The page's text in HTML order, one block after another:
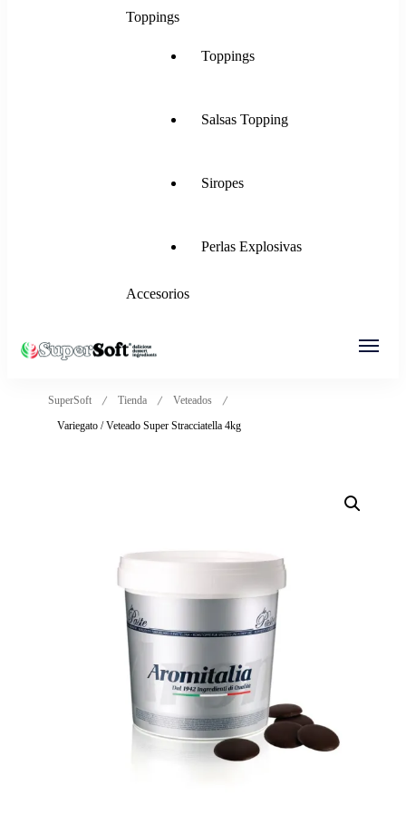
Toppings
Toppings
Salsas Topping
Siropes
Perlas Explosivas
Accesorios
SuperSoft Tienda
Veteados
Variegato / Veteado Super Stracciatella 4kg